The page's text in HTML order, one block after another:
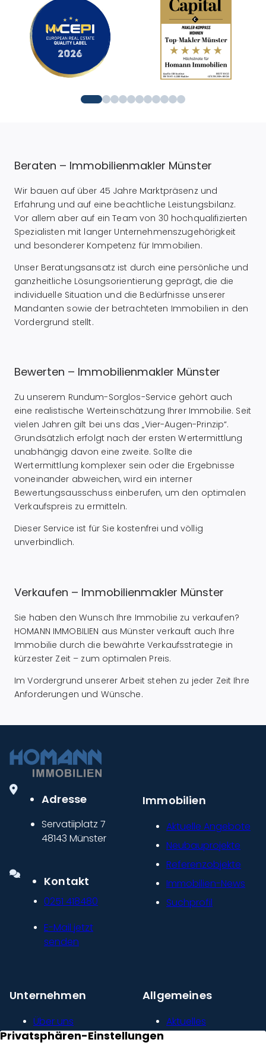
Beraten – Immobilienmakler Münster
Wir bauen auf über 45 Jahre Marktpräsenz und
Erfahrung und auf eine beachtliche Leistungsbilanz.
Vor allem aber auf ein Team von 30 hochqualifizierten
Spezialisten mit langer Unternehmenszugehörigkeit
und besonderer Kompetenz für Immobilien.
Unser Beratungsansatz ist durch eine persönliche und
ganzheitliche Lösungsorientierung geprägt, die die
individuelle Situation und die Bedürfnisse unserer
Mandanten sowie der betrachteten Immobilien in den
Vordergrund stellt.
Bewerten – Immobilienmakler Münster
Zu unserem Rundum-Sorglos-Service gehört auch
eine realistische Werteinschätzung Ihrer Immobilie. Seit
vielen Jahren gilt bei uns das „Vier-Augen-Prinzip“.
Grundsätzlich erfolgt nach der ersten Wertermittlung
unabhängig davon eine zweite. Sollte die
Wertermittlung komplexer sein oder die Ergebnisse
voneinander abweichen, wird ein interner
Bewertungsausschuss einberufen, um den optimalen
Verkaufspreis zu ermitteln.
Dieser Service ist für Sie kostenfrei und völlig
unverbindlich.
Verkaufen – Immobilienmakler Münster
Sie haben den Wunsch Ihre Immobilie zu verkaufen?
HOMANN IMMOBILIEN aus Münster verkauft auch Ihre
Immobilie durch die bewährte Verkaufsstrategie in
kürzester Zeit – zum optimalen Preis.
Im Vordergrund unserer Arbeit stehen zu jeder Zeit Ihre
Anforderungen und Wünsche.
Adresse
Servatiiplatz 7
48143 Münster
Kontakt
0251 418480
E-Mail jetzt
senden
Immobilien
Aktuelle Angebote
Neubauprojekte
Referenzobjekte
Immobilien-News
Suchprofil
Unternehmen
Über uns
Unser Leitbild
Allgemeines
Aktuelles